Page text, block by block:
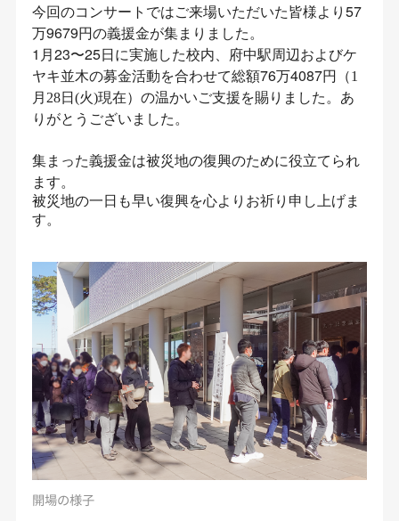
今回のコンサートではご来場いただいた皆様より57
万9679円の義援金が集まりました。
1月23〜25日に実施した校内、府中駅周辺およびケ
ヤキ並木の募金活動を合わせて総額76万4087円 （1
月28日(火)現在） の温かいご支援を賜りました。あ
りがとうございました。
集まった義援金は被災地の復興のために役立てられ
ます。
被災地の一日も早い復興を心よりお祈り申し上げま
す。
開場の様子